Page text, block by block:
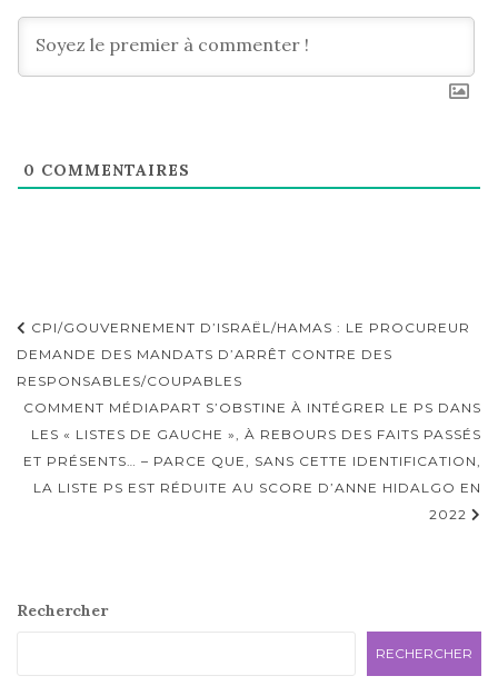
0 COMMENTAIRES
Navigation
d'article
CPI/GOUVERNEMENT D’ISRAËL/HAMAS : LE PROCUREUR
DEMANDE DES MANDATS D’ARRÊT CONTRE DES
RESPONSABLES/COUPABLES
COMMENT MÉDIAPART S’OBSTINE À INTÉGRER LE PS DANS
LES « LISTES DE GAUCHE », À REBOURS DES FAITS PASSÉS
ET PRÉSENTS… – PARCE QUE, SANS CETTE IDENTIFICATION,
LA LISTE PS EST RÉDUITE AU SCORE D’ANNE HIDALGO EN
2022
Rechercher
RECHERCHER